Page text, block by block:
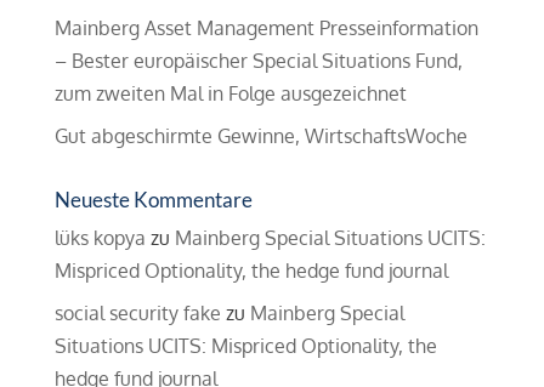
Mainberg Asset Management Presseinformation
– Bester europäischer Special Situations Fund,
zum zweiten Mal in Folge ausgezeichnet
Gut abgeschirmte Gewinne, WirtschaftsWoche
Neueste Kommentare
lüks kopya zu Mainberg Special Situations UCITS:
Mispriced Optionality, the hedge fund journal
social security fake zu Mainberg Special
Situations UCITS: Mispriced Optionality, the
hedge fund journal